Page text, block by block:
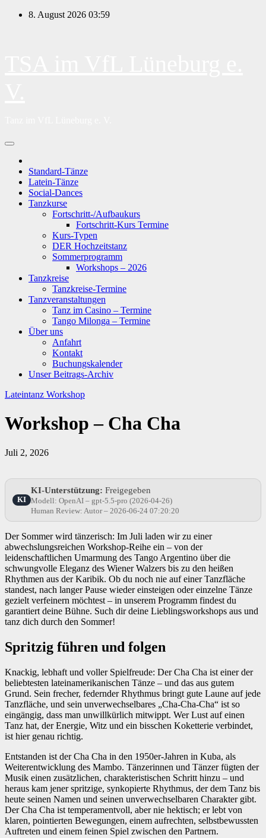
Zum
8. August 2026 03:59
Standard-Tänze
Latein-Tänze
Social-Dances
Tanzkurse
Fortschritt-/Aufbaukurs
Fortschritt-Kurs Termine
Kurs-Typen
DER Hochzeitstanz
Sommerprogramm
Workshops – 2026
Tanzkreise
Tanzkreise-Termine
Tanzveranstaltungen
Tanz im Casino – Termine
Tango Milonga – Termine
Über uns
Anfahrt
Kontakt
Buchungskalender
Unser Beitrags-Archiv
Lateintanz Workshop
Workshop – Cha Cha
Juli 2, 2026
KI
KI-Unterstützung: Freigegeben
Modell: OpenAI – gpt-5.5-pro (2026-04-26)
Human Review: Autor – 2026-06-24 07:20:20
Der Sommer wird tänzerisch: Im Juli laden wir zu einer
abwechslungsreichen Workshop-Reihe ein – von der
leidenschaftlichen Umarmung des Tango Argentino über die
schwungvolle Eleganz des Wiener Walzers bis zu den heißen
Rhythmen aus der Karibik. Ob du noch nie auf einer Tanzfläche
standest, nach langer Pause wieder einsteigen oder einzelne Tänze
gezielt verfeinern möchtest – in unserem Programm findest du
garantiert deine Bühne. Such dir deine Lieblingsworkshops aus und
tanz dich durch den Sommer!
Spritzig führen und folgen
Knackig, lebhaft und voller Spielfreude: Der Cha Cha ist einer der
beliebtesten lateinamerikanischen Tänze – und das aus gutem
Grund. Sein frecher, federnder Rhythmus bringt gute Laune auf jede
Tanzfläche, und sein unverwechselbares „Cha-Cha-Cha“ ist so
eingängig, dass man unwillkürlich mitwippt. Wer Lust auf einen
Tanz hat, der Energie, Witz und ein bisschen Koketterie verbindet,
ist hier genau richtig.
Entstanden ist der Cha Cha in den 1950er-Jahren in Kuba, als
Weiterentwicklung des Mambo. Tänzerinnen und Tänzer fügten der
Musik einen zusätzlichen, charakteristischen Schritt hinzu – und
heraus kam jener spritzige, synkopierte Rhythmus, der dem Tanz bis
heute seinen Namen und seinen unverwechselbaren Charakter gibt.
Der Cha Cha ist temperamentvoll, aber nie hektisch; er lebt von
klaren, pointierten Bewegungen, einem aufrechten, selbstbewussten
Auftreten und einem feinen Spiel zwischen den Partnern.